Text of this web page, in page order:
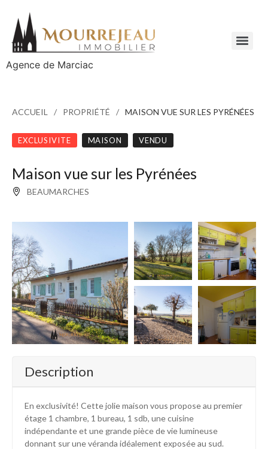
Agence de Marciac
ACCUEIL PROPRIÉTÉ MAISON VUE SUR LES PYRÉNÉES
EXCLUSIVITE MAISON VENDU
Maison vue sur les Pyrénées
BEAUMARCHES
+9
Description
En exclusivité! Cette jolie maison vous propose au premier
étage 1 chambre, 1 bureau, 1 sdb, une cuisine
indépendante et une grande pièce de vie lumineuse
donnant sur une véranda idéalement exposée au sud.